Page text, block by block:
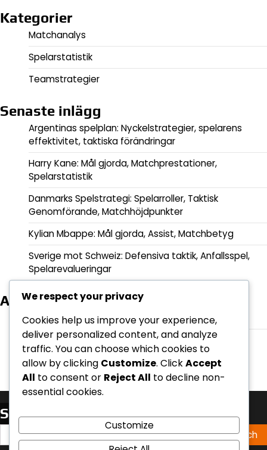
Kategorier
Matchanalys
Spelarstatistik
Teamstrategier
Senaste inlägg
Argentinas spelplan: Nyckelstrategier, spelarens
effektivitet, taktiska förändringar
Harry Kane: Mål gjorda, Matchprestationer,
Spelarstatistik
Danmarks Spelstrategi: Spelarroller, Taktisk
Genomförande, Matchhöjdpunkter
Kylian Mbappe: Mål gjorda, Assist, Matchbetyg
Sverige mot Schweiz: Defensiva taktik, Anfallsspel,
Spelarevalueringar
Arkiv
February 2026
January 2026
Sök
Search
for:
We respect your privacy
Cookies help us improve your experience,
deliver personalized content, and analyze
traffic. You can choose which cookies to
allow by clicking Customize. ClickAccept
All to consent or Reject All to decline non-
essential cookies.
Customize